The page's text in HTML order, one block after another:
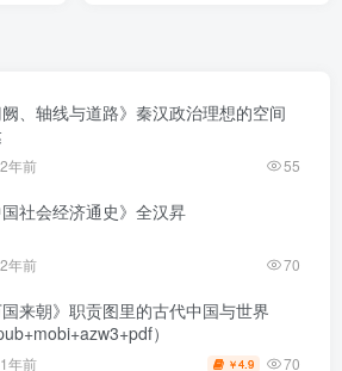
阙、轴线与道路》秦汉政治理想的空间
2年前 55
国社会经济通史》全汉昇
2年前 70
国来朝》职贡图里的古代中国与世界
）
1年前 ￥4.9 70